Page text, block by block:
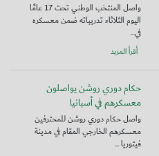
واصل المنتخب الوطني تحت 17 عامًا
اليوم الثلاثاء تدريباته ضمن معسكره
في...
أقرأ المزيد
حكام دوري روشن يواصلون
معسكرهم في أسبانيا
واصل حكام دوري روشن للمحترفين
معسكرهم الخارجي المقام في مدينة
فيتوريا ...